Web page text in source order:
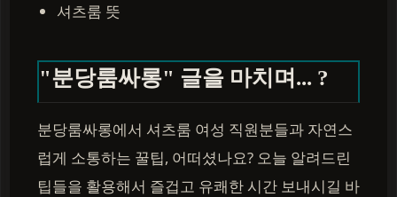
셔츠룸 뜻
"분당룸싸롱" 글을 마치며... ?
분당룸싸롱에서 셔츠룸 여성 직원분들과 자연스
럽게 소통하는 꿀팁, 어떠셨나요? 오늘 알려드린
팁들을 활용해서 즐겁고 유쾌한 시간 보내시길 바